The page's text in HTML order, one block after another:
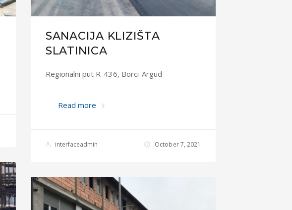
SANACIJA KLIZIŠTA
SLATINICA
Regionalni put R-436, Borci-Argud
Read more
interfaceadmin October 7, 2021